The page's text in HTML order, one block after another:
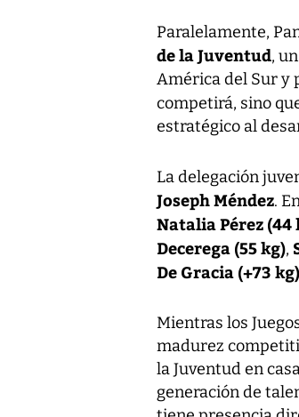
Paralelamente,
de la Juventud,
América del Sur y
competirá, sino
estratégico al
La delegación
Joseph Méndez.
Natalia Pérez (44
Decerega (55 kg),
De Gracia (+73 kg)
Mientras los
madurez
la Juventud en
generación de